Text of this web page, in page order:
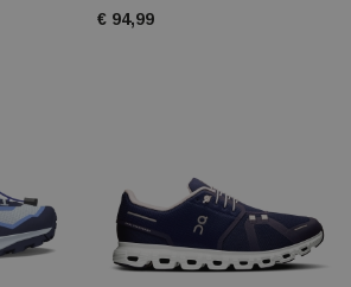
€ 94,99